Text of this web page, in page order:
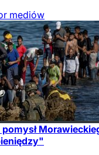
mediów